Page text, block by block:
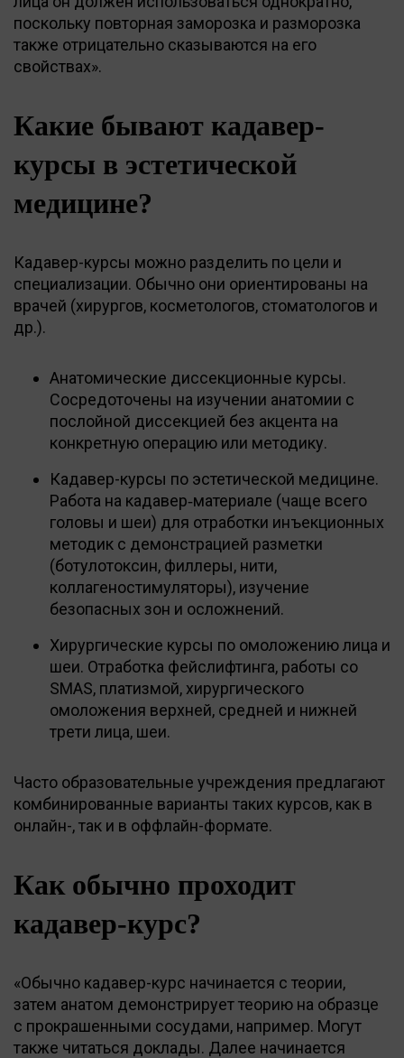
поскольку повторная заморозка и разморозка
также отрицательно сказываются на его
свойствах».
Какие бывают кадавер-
курсы в эстетической
медицине?
Кадавер-курсы можно разделить по цели и
специализации. Обычно они ориентированы на
врачей (хирургов, косметологов, стоматологов и
др.).
Анатомические диссекционные курсы.
Сосредоточены на изучении анатомии с
послойной диссекцией без акцента на
конкретную операцию или методику.
Кадавер-курсы по эстетической медицине.
Работа на кадавер‑материале (чаще всего
головы и шеи) для отработки инъекционных
методик с демонстрацией разметки
(ботулотоксин, филлеры, нити,
коллагеностимуляторы), изучение
безопасных зон и осложнений.
Хирургические курсы по омоложению лица и
шеи. Отработка фейслифтинга, работы со
SMAS, платизмой, хирургического
омоложения верхней, средней и нижней
трети лица, шеи.
Часто образовательные учреждения предлагают
комбинированные варианты таких курсов, как в
онлайн-, так и в оффлайн-формате.
Как обычно проходит
кадавер-курс?
«Обычно кадавер-курс начинается с теории,
затем анатом демонстрирует теорию на образце
с прокрашенными сосудами, например. Могут
также читаться доклады. Далее начинается